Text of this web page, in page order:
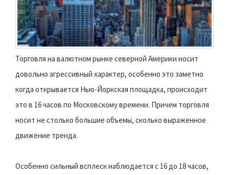
Торговля на валютном рынке северной Америки носит
довольно агрессивный характер, особенно это заметно
когда открывается Нью-Йоркская площадка, происходит
это в 16 часов по Московскому времени. Причем торговля
носит не столько большие объемы, сколько выраженное
движение тренда.
Особенно сильный всплеск наблюдается с 16 до 18 часов,